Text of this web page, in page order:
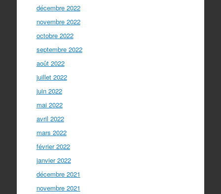
décembre 2022
novembre 2022
octobre 2022
septembre 2022
août 2022
juillet 2022
juin 2022
mai 2022
avril 2022
mars 2022
février 2022
janvier 2022
décembre 2021
novembre 2021